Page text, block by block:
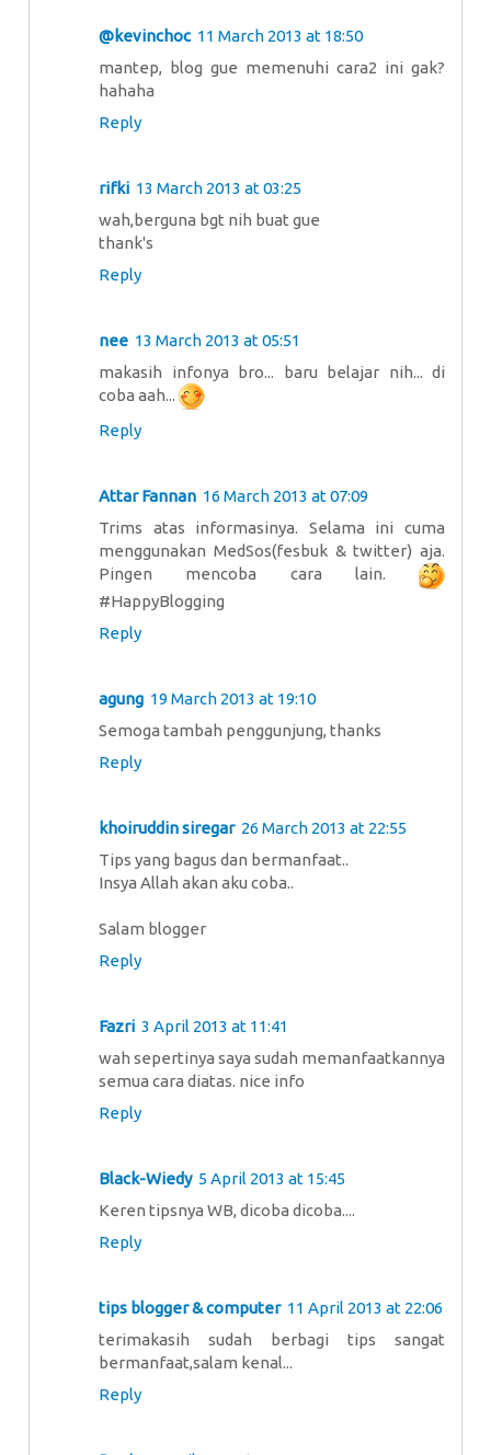
@kevinchoc 11 March 2013 at 18:50
mantep, blog gue memenuhi cara2 ini gak?
hahaha
Reply
rifki 13 March 2013 at 03:25
wah,berguna bgt nih buat gue
thank's
Reply
nee 13 March 2013 at 05:51
makasih infonya bro... baru belajar nih... di
coba aah...
Reply
Attar Fannan 16 March 2013 at 07:09
Trims atas informasinya. Selama ini cuma
menggunakan MedSos(fesbuk & twitter) aja.
Pingen mencoba cara lain.
#HappyBlogging
Reply
agung 19 March 2013 at 19:10
Semoga tambah penggunjung, thanks
Reply
khoiruddin siregar 26 March 2013 at 22:55
Tips yang bagus dan bermanfaat..
Insya Allah akan aku coba..
Salam blogger
Reply
Fazri 3 April 2013 at 11:41
wah sepertinya saya sudah memanfaatkannya
semua cara diatas. nice info
Reply
Black-Wiedy 5 April 2013 at 15:45
Keren tipsnya WB, dicoba dicoba....
Reply
tips blogger & computer 11 April 2013 at 22:06
terimakasih sudah berbagi tips sangat
bermanfaat,salam kenal...
Reply